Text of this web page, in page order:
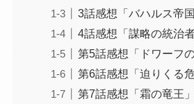
3話感想「バハルス帝国
4話感想「謀略の統治者
第5話感想「ドワーフ
第6話感想「迫りくる危
第7話感想「霜の竜王」